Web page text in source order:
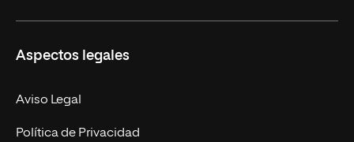
Másteres Propios
Doctorados
Experto Universitario
Postgrados
Facultades
Nuestro Equipo
Trabaja en UNIR
Aspectos legales
Aviso Legal
Política de Privacidad